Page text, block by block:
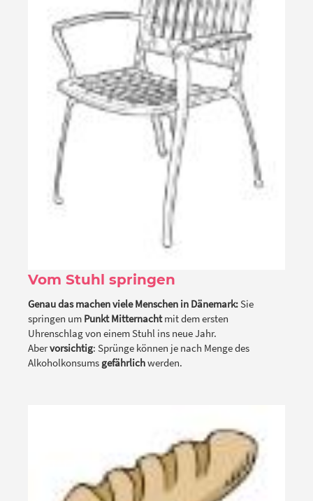
Vom Stuhl springen
Genau das machen viele Menschen in Dänemark:Sie
springen um Punkt Mitternachtmit dem ersten
Uhrenschlag von einem Stuhl ins neue Jahr.
Abervorsichtig: Sprünge können je nach Menge des
Alkoholkonsums gefährlichwerden.